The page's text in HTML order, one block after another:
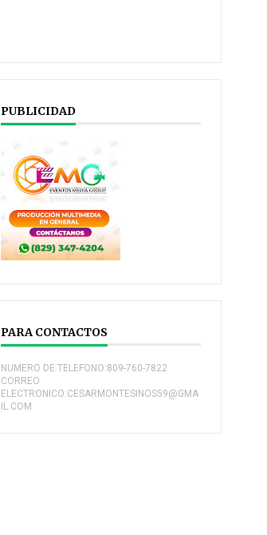
PUBLICIDAD
PARA CONTACTOS
NUMERO DE TELEFONO:809-760-7822
CORREO
ELECTRONICO:CESARMONTESINOS59@GMA
IL.COM